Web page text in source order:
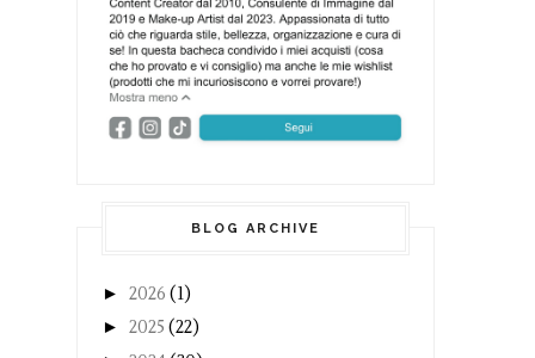
BLOG ARCHIVE
► 2026 (1)
► 2025 (22)